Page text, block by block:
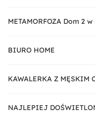
METAMORFOZA Dom 2
BIURO HOME
KAWALERKA Z MĘSKIM
NAJLEPIEJ